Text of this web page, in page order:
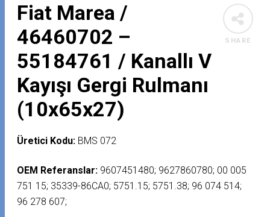
SHARE
Fiat Marea /
46460702 –
55184761 / Kanallı V
Kayışı Gergi Rulmanı
(10x65x27)
Üretici Kodu: BMS 072
OEM Referanslar: 9607451480; 9627860780; 00 005
751 15; 35339-86CA0; 5751.15; 5751.38; 96 074 514;
96 278 607;